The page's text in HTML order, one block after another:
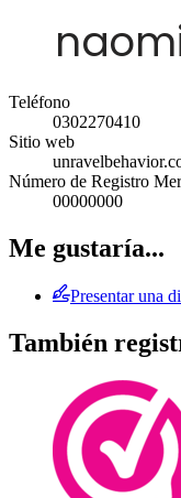
Teléfono
0302270410
Sitio web
Número de Registro
00000000
Me gustaría...
Presentar una
También